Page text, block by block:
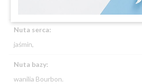
Nuta serca:
jaśmin,
Nuta bazy:
wanilia Bourbon.